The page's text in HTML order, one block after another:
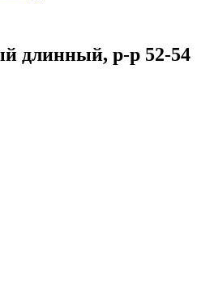
длинный, р-р 52-54